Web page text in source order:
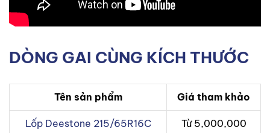
DÒNG GAI CÙNG KÍCH THƯỚC
Tên sản phẩm Giá tham khảo
Lốp Deestone 215/65R16C
Từ 5,000,000